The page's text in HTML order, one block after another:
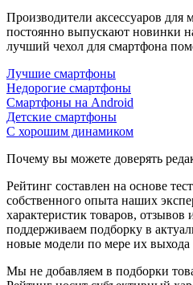
Производители аксессуаров для
постоянно выпускают новинки
лучший чехол для смартфона
Лучшие смартфоны
Недорогие смартфоны
Смартфоны на Android
Детские смартфоны
С хорошим динамиком
Почему вы можете доверять
Рейтинг составлен на основе
собственного опыта наших
характеристик товаров,
поддерживаем подборку в
новые модели по мере их выхода
Мы не добавляем в подборки